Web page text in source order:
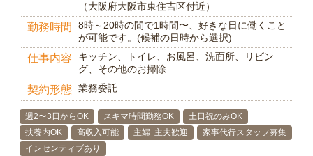
（大阪府大阪市東住吉区付近）
勤務時間
8時～20時の間で1時間〜、好きな日に働くこと
が可能です。(候補の日時から選択)
仕事内容
キッチン、トイレ、お風呂、洗面所、リビン
グ、その他のお掃除
契約形態 業務委託
週2〜3日からOK スキマ時間勤務OK
土日祝のみOK
扶養内OK
高収入可能 主婦･主夫歓迎
家事代行スタッフ募集
インセンティブあり